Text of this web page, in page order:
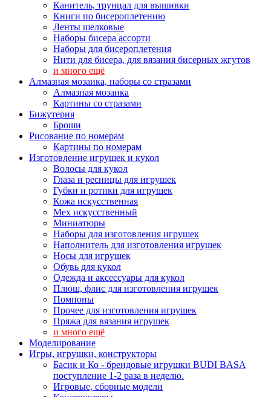
Канитель, трунцал для вышивки
Книги по бисероплетению
Ленты шелковые
Наборы бисера ассорти
Наборы для бисероплетения
Нити для бисера, для вязания бисерных жгутов
и много ещё
Алмазная мозаика, наборы со стразами
Алмазная мозаика
Картины co стразами
Бижутерия
Броши
Рисование по номерам
Картины по номерам
Изготовление игрушек и кукол
Волосы для кукол
Глаза и ресницы для игрушек
Губки и ротики для игрушек
Кожа искусственная
Мех искусственный
Миниатюры
Наборы для изготовления игрушек
Наполнитель для изготовления игрушек
Носы для игрушек
Обувь для кукол
Одежда и аксессуары для кукол
Плюш, флис для изготовления игрушек
Помпоны
Прочее для изготовления игрушек
Пряжа для вязания игрушек
и много ещё
Моделирование
Игры, игрушки, конструкторы
Басик и Ко - брендовые игрушки BUDI BASA
поступление 1-2 раза в неделю.
Игровые, сборные модели